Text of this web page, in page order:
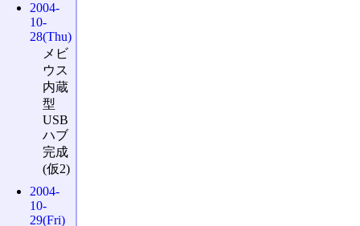
2004-
10-
28(Thu)
メビ
ウス
内蔵
型
USB
ハブ
完成
(仮2)
2004-
10-
29(Fri)